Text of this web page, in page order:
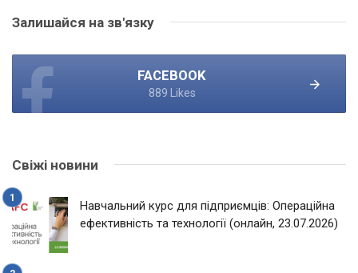
Залишайся на зв'язку
FACEBOOK
889 Likes
Свіжі новини
Навчальний курс для підприємців: Операційна
ефективність та технології (онлайн, 23.07.2026)